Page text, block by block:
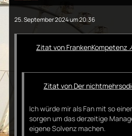
25. September 2024 um 20:36
Zitat von FrankenKompetenz
Zitat von Der
Ich würde mir als Fan mit so
sorgen um das derzeitige
eigene Solvenz machen.